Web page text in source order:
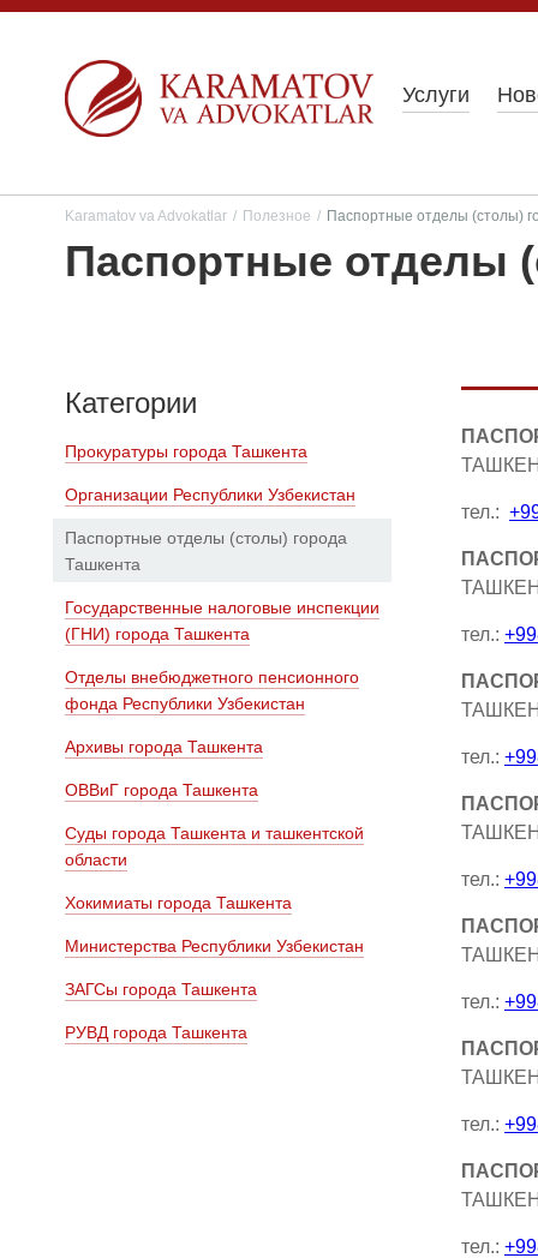
Услуги
Karamatov va Advokatlar / Полезное / Паспортные отделы (столы)
Паспортные отделы
Категории
Прокуратуры города Ташкента
Организации Республики Узбекистан
Паспортные отделы (столы) города
Ташкента
Государственные налоговые инспекции
(ГНИ) города Ташкента
Отделы внебюджетного пенсионного
фонда Республики Узбекистан
Архивы города Ташкента
ОВВиГ города Ташкента
Суды города Ташкента и ташкентской
области
Хокимиаты города Ташкента
Министерства Республики Узбекистан
ЗАГСы города Ташкента
РУВД города Ташкента
тел.:
тел.:
тел.:
тел.:
тел.:
тел.:
тел.: